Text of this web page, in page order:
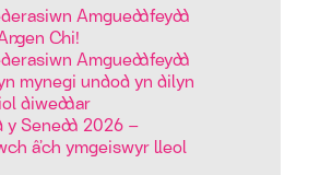
Amgueddfeydd
Chi!
Amgueddfeydd
mynegi undod yn dilyn
diweddar
y Senedd 2026 –
â’ch ymgeiswyr lleol